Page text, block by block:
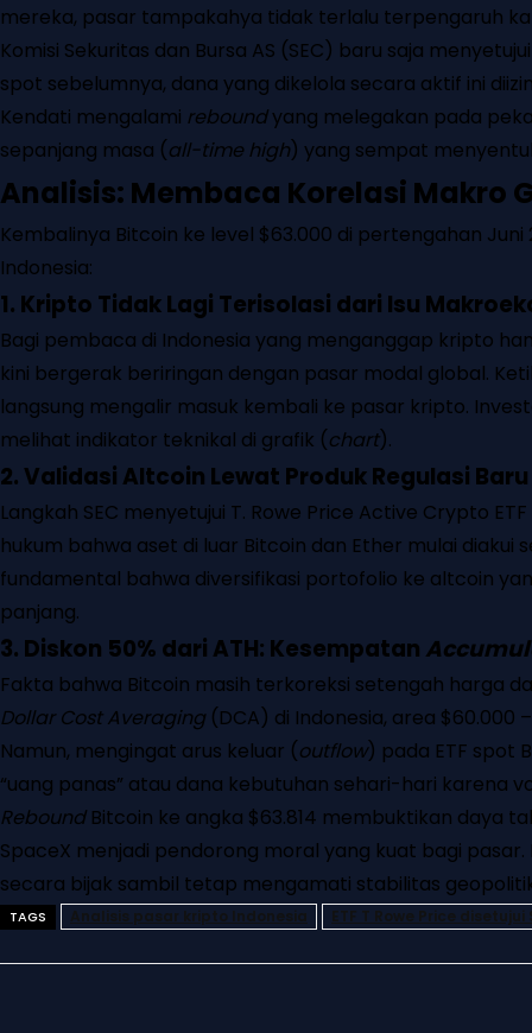
mereka, pasar tampakahya tidak terlalu terpengaruh
Komisi Sekuritas dan Bursa AS (SEC) baru saja
spot sebelumnya, dana yang dikelola secara aktif ini
Kendati mengalami reboundyang melegakan pada
sepanjang masa (all-time high) yang sempat
Analisis: Membaca Korelasi Makro
Kembalinya Bitcoin ke level $63.000 di pertengahan
Indonesia:
1. Kripto Tidak Lagi Terisolasi dari Isu
Bagi pembaca di Indonesia yang menganggap kripto
kini bergerak beriringan dengan pasar modal global.
langsung mengalir masuk kembali ke pasar kripto.
melihat indikator teknikal di grafik (chart).
2. Validasi Altcoin Lewat Produk Regulasi
Langkah SEC menyetujui T. Rowe Price Active Crypto
hukum bahwa aset di luar Bitcoin dan Ether mulai diakui
fundamental bahwa diversifikasi portofolio ke altcoin
panjang.
3. Diskon 50% dari ATH: Kesempatan
Fakta bahwa Bitcoin masih terkoreksi setengah harga
Dollar Cost Averaging (DCA) di Indonesia, area
Namun, mengingat arus keluar (outflow) pada ETF spot
“uang panas” atau dana kebutuhan sehari-hari karena
ReboundBitcoin ke angka $63.814 membuktikan daya
SpaceX menjadi pendorong moral yang kuat bagi
secara bijak sambil tetap mengamati stabilitas
TAGS Analisis pasar kripto Indonesia ETF T Rowe Price disetujui